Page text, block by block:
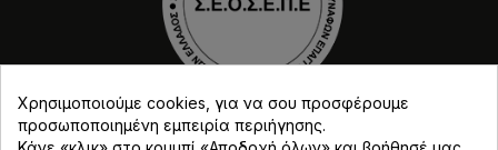
Χρησιμοποιούμε cookies, για να σου προσφέρουμε
προσωποποιημένη εμπειρία περιήγησης.